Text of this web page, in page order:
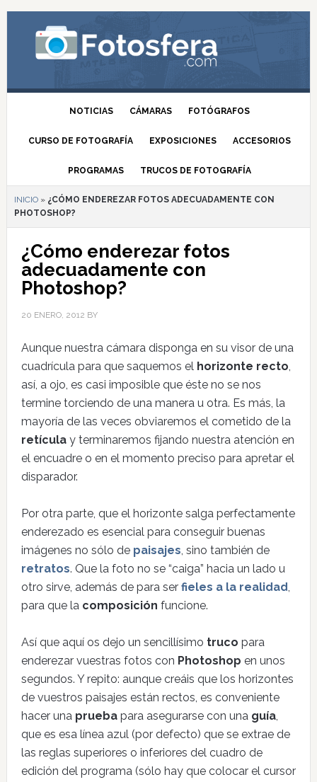
NOTICIAS CÁMARAS FOTÓGRAFOS
CURSO DE FOTOGRAFÍA EXPOSICIONES ACCESORIOS
PROGRAMAS TRUCOS DE FOTOGRAFÍA
INICIO» ¿CÓMO ENDEREZAR FOTOS ADECUADAMENTE CON
PHOTOSHOP?
¿Cómo enderezar fotos
adecuadamente con
Photoshop?
20 ENERO, 2012 BY
Aunque nuestra cámara disponga en su visor de una
cuadrícula para que saquemos el horizonte recto,
así, a ojo, es casi imposible que éste no se nos
termine torciendo de una manera u otra. Es más, la
mayoría de las veces obviaremos el cometido de la
retículay terminaremos fijando nuestra atención en
el encuadre o en el momento preciso para apretar el
disparador.
Por otra parte, que el horizonte salga perfectamente
enderezado es esencial para conseguir buenas
imágenes no sólo de paisajes, sino también de
retratos. Que la foto no se “caiga” hacia un lado u
otro sirve, además de para ser fieles a la realidad,
para que la composición funcione.
Así que aquí os dejo un sencillísimo truco para
enderezar vuestras fotos con Photoshop en unos
segundos. Y repito: aunque creáis que los horizontes
de vuestros paisajes están rectos, es conveniente
hacer una pruebapara asegurarse con una guía,
que es esa línea azul (por defecto) que se extrae de
las reglas superiores o inferiores del cuadro de
edición del programa (sólo hay que colocar el cursor